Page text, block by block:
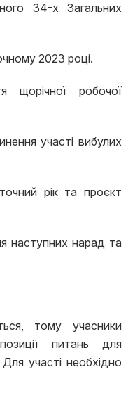
34-х Загальних
2023 році.
щорічної робочої
участі вибулих
рік та проєкт
наступних нарад та
тому учасники
питань для
участі необхідно